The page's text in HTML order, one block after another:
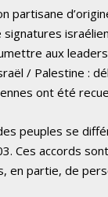
partisane
aux
/ Palestine :
ont été
peuples se
Ces accords
en partie, de